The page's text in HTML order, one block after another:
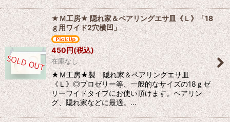
★Ｍ工房★ 隠れ家＆ペアリングエサ皿《Ｌ》「18
ｇ用ワイド2穴横凹」
450円(税込)
在庫なし
★Ｍ工房★製 隠れ家＆ペアリングエサ皿
《Ｌ》◎プロゼリー等、一般的なサイズの18ｇゼ
リーワイドタイプにお使い頂けます。ペアリン
グ、隠れ家などに最適。…